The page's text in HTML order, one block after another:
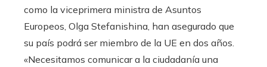
como la viceprimera ministra de Asuntos
Europeos, Olga Stefanishina, han asegurado que
su país podrá ser miembro de la UE en dos años.
«Necesitamos comunicar a la ciudadanía una